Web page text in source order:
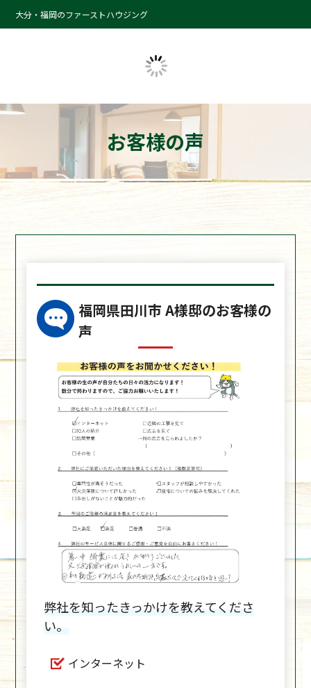
大分・福岡のファーストハウジング
お客様の声
福岡県田川市 A様邸のお客様の
声
弊社を知ったきっかけを教えてくださ
い。
インターネット